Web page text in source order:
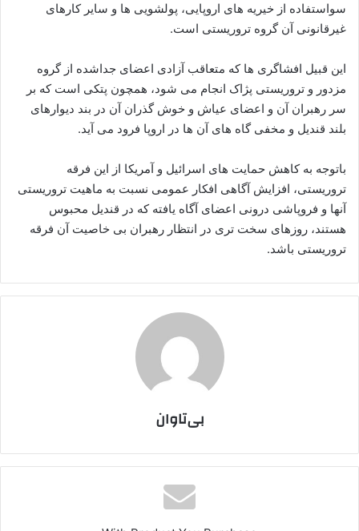
سواستفاده از خیریه های اروپایی، پولشویی ها و سایر کارهای
غیرقانونی آن گروه تروریستی است.
این قبیل افشاگری ها که متعاقب آزادی اعضای جداشده از گروه
مزدور و تروریستی پژاک انجام می شود، همچون پتکی است که بر
سر رهبران آن و اعضای عیاش و خوش گذران آن در بند دیوارهای
بلند قندیل و مخفی گاه های آن ها در اروپا فرود می آید.
باتوجه به کاهش حمایت های اسرائیل و آمریکا از این فرقه
تروریستی، افزایش آگاهی افکار عمومی نسبت به ماهیت تروریستی
آنها و فروپاشی درونی اعضای آگاه یافته که در قندیل محبوس
هستند، روزهای سخت تری در انتظار رهبران بی خاصیت آن فرقه
تروریستی باشد.
بی‌تاوان